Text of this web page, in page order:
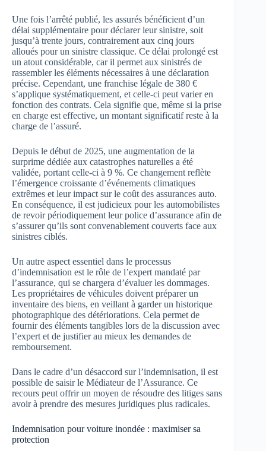
Une fois l’arrêté publié, les assurés bénéficient d’un
délai supplémentaire pour déclarer leur sinistre, soit
jusqu’à trente jours, contrairement aux cinq jours
alloués pour un sinistre classique. Ce délai prolongé est
un atout considérable, car il permet aux sinistrés de
rassembler les éléments nécessaires à une déclaration
précise. Cependant, une franchise légale de 380 €
s’applique systématiquement, et celle-ci peut varier en
fonction des contrats. Cela signifie que, même si la prise
en charge est effective, un montant significatif reste à la
charge de l’assuré.
Depuis le début de 2025, une augmentation de la
surprime dédiée aux catastrophes naturelles a été
validée, portant celle-ci à 9 %. Ce changement reflète
l’émergence croissante d’événements climatiques
extrêmes et leur impact sur le coût des assurances auto.
En conséquence, il est judicieux pour les automobilistes
de revoir périodiquement leur police d’assurance afin de
s’assurer qu’ils sont convenablement couverts face aux
sinistres ciblés.
Un autre aspect essentiel dans le processus
d’indemnisation est le rôle de l’expert mandaté par
l’assurance, qui se chargera d’évaluer les dommages.
Les propriétaires de véhicules doivent préparer un
inventaire des biens, en veillant à garder un historique
photographique des détériorations. Cela permet de
fournir des éléments tangibles lors de la discussion avec
l’expert et de justifier au mieux les demandes de
remboursement.
Dans le cadre d’un désaccord sur l’indemnisation, il est
possible de saisir le Médiateur de l’Assurance. Ce
recours peut offrir un moyen de résoudre des litiges sans
avoir à prendre des mesures juridiques plus radicales.
Indemnisation pour voiture inondée : maximiser sa
protection